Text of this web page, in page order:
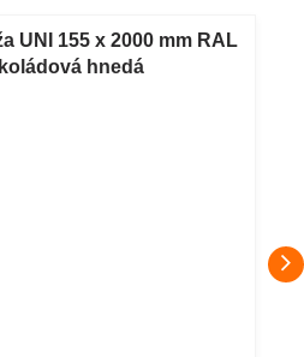
UNI 155 x 2000 mm RAL
hnedá